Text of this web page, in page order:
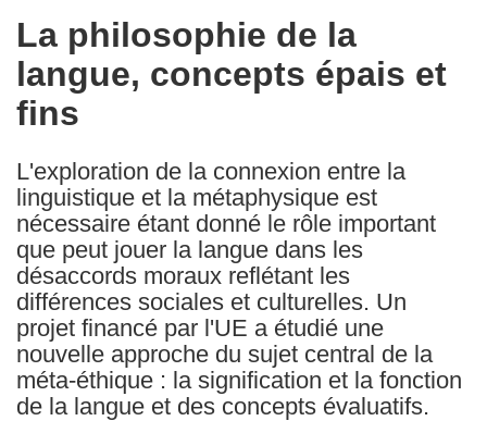
the
following
languages:
La philosophie de la
langue, concepts épais et
fins
L'exploration de la connexion entre la
linguistique et la métaphysique est
nécessaire étant donné le rôle important
que peut jouer la langue dans les
désaccords moraux reflétant les
différences sociales et culturelles. Un
projet financé par l'UE a étudié une
nouvelle approche du sujet central de la
méta-éthique : la signification et la fonction
de la langue et des concepts évaluatifs.